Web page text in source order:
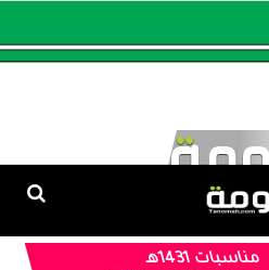
مناسبات 1431هـ